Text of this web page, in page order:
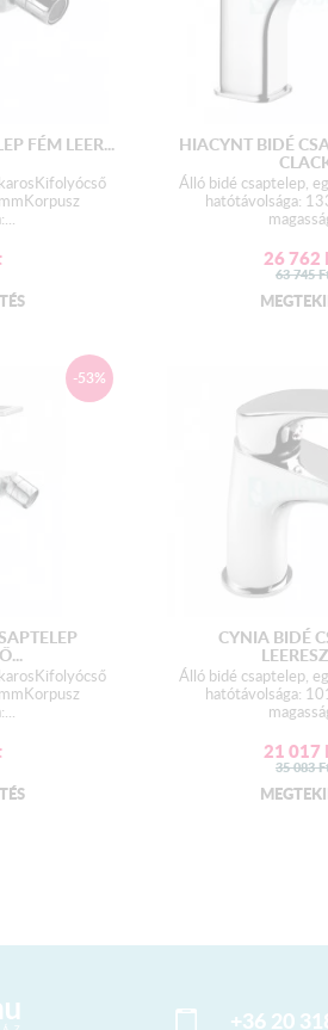
FÉM LEER... HIACYNT BIDÉ
Álló bidé csaptelep,
hatótávolsága:
26 762
63 745
-53%
CYNIA BIDÉ
Álló bidé csaptelep,
hatótávolsága:
21 017
35 083
+36 20